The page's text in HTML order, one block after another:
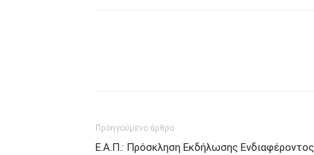
Προηγούμενο άρθρο
Ε.Α.Π.: Πρόσκληση Εκδήλωσης Ενδιαφέροντος